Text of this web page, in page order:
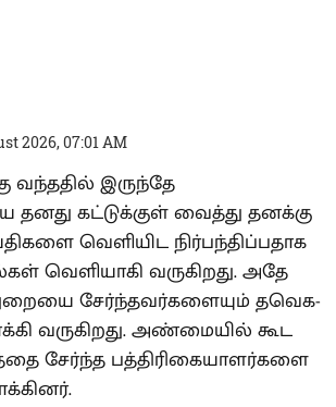
2026, 07:01 AM
வந்ததில் இருந்தே
கட்டுக்குள் வைத்து தனக்கு
வெளியிட நிர்பந்திப்பதாக
வெளியாகி வருகிறது. அதே
சேர்ந்தவர்களையும் தவெக-
வருகிறது. அண்மையில் கூட
சேர்ந்த பத்திரிகையாளர்களை